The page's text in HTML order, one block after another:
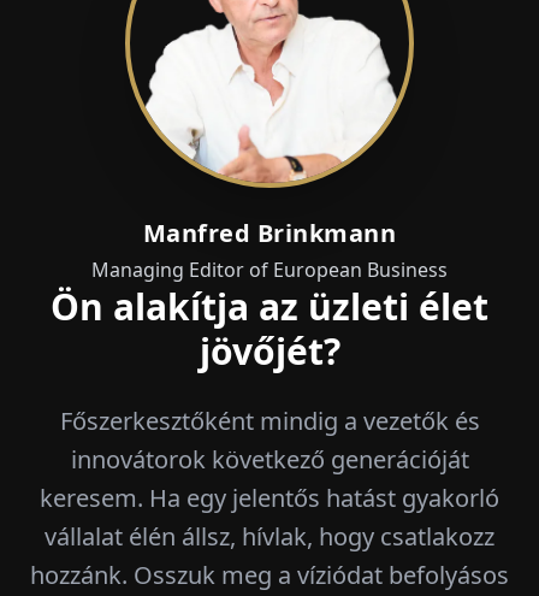
Manfred Brinkmann
Managing Editor of European Business
Ön alakítja az üzleti élet
jövőjét?
Főszerkesztőként mindig a vezetők és
innovátorok következő generációját
keresem. Ha egy jelentős hatást gyakorló
vállalat élén állsz, hívlak, hogy csatlakozz
hozzánk. Osszuk meg a víziódat befolyásos